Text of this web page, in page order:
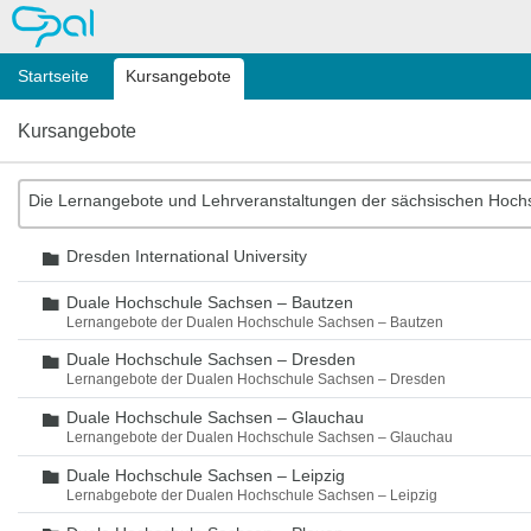
OPAL
Startseite Kursangebote
Kursangebote
Die Lernangebote und Lehrveranstaltungen der sächsischen
Ordner
Dresden International University
Ordner
Duale Hochschule Sachsen – Bautzen
Lernangebote der Dualen Hochschule Sachsen – Bautzen
Ordner
Duale Hochschule Sachsen – Dresden
Lernangebote der Dualen Hochschule Sachsen – Dresden
Ordner
Duale Hochschule Sachsen – Glauchau
Lernangebote der Dualen Hochschule Sachsen – Glauchau
Ordner
Duale Hochschule Sachsen – Leipzig
Lernabgebote der Dualen Hochschule Sachsen – Leipzig